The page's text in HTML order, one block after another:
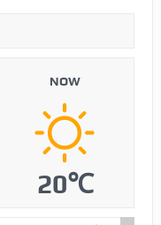
NOW
20℃